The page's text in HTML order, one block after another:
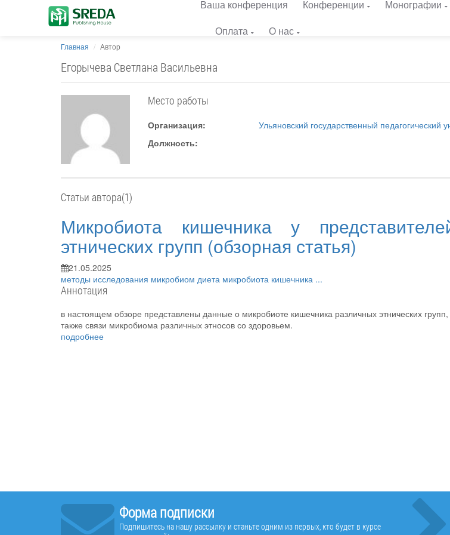
Ваша конференция Конференции Монографии
Оплата
О нас
Главная Автор
Егорычева Светлана Васильевна
Место работы
Организация:
Ульяновский государственный
Должность:
Статьи автора(1)
Микробиота кишечника у
этнических групп (обзорная статья)
21.05.2025
методы исследования микробиом диета микробиота кишечника ...
Аннотация
в настоящем обзоре представлены данные о микробиоте кишечника различных этнических
также связи микробиома различных этносов со здоровьем.
подробнее
Форма подписки
Подпишитесь на нашу рассылку и станьте одним из первых, кто будет в курсе